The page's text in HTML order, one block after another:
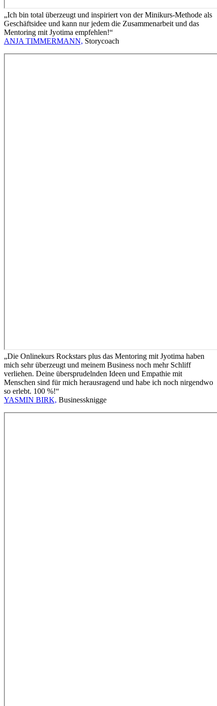
„Ich bin total überzeugt und inspiriert von der Minikurs-Methode als
Geschäftsidee und kann nur jedem die Zusammenarbeit und das
Mentoring mit Jyotima empfehlen!“
ANJA TIMMERMANN, Storycoach
„Die Onlinekurs Rockstars plus das Mentoring mit Jyotima haben
mich sehr überzeugt und meinem Business noch mehr Schliff
verliehen. Deine übersprudelnden Ideen und Empathie mit
Menschen sind für mich herausragend und habe ich noch nirgendwo
so erlebt. 100 %!“
YASMIN BIRK, Businessknigge